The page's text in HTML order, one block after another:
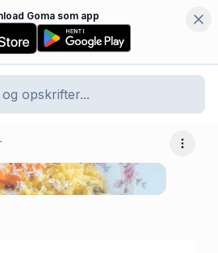
Goma som app
Flere